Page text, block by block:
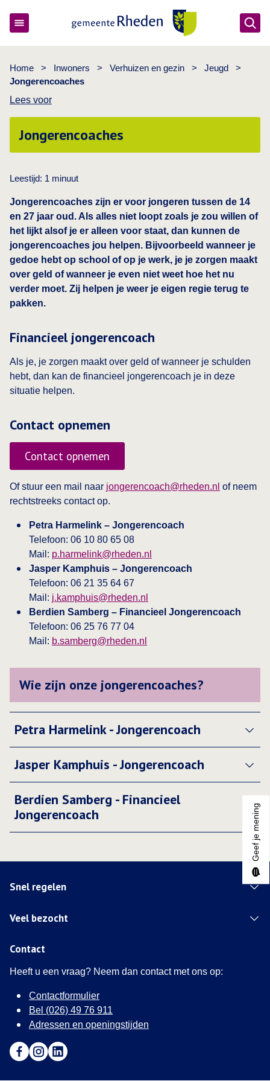
Home > Inwoners > Verhuizen en gezin > Jeugd
>
Jongerencoaches
Lees voor
Jongerencoaches
Leestijd: 1 minuut
Jongerencoaches zijn er voor jongeren tussen de 14
en 27 jaar oud. Als alles niet loopt zoals je zou willen of
het lijkt alsof je er alleen voor staat, dan kunnen de
jongerencoaches jou helpen. Bijvoorbeeld wanneer je
gedoe hebt op school of op je werk, je je zorgen maakt
over geld of wanneer je even niet weet hoe het nu
verder moet. Zij helpen je weer je eigen regie terug te
pakken.
Financieel jongerencoach
Als je, je zorgen maakt over geld of wanneer je schulden
hebt, dan kan de financieel jongerencoach je in deze
situatie helpen.
Contact opnemen
Contact opnemen
Of stuur een mail naar jongerencoach@rheden.nl of neem
rechtstreeks contact op.
Petra Harmelink – Jongerencoach
Telefoon: 06 10 80 65 08
Mail: p.harmelink@rheden.nl
Jasper Kamphuis – Jongerencoach
Telefoon: 06 21 35 64 67
Mail: j.kamphuis@rheden.nl
Berdien Samberg – Financieel Jongerencoach
Telefoon: 06 25 76 77 04
Mail: b.samberg@rheden.nl
Wie zijn onze jongerencoaches?
Petra Harmelink - Jongerencoach
Jasper Kamphuis - Jongerencoach
Berdien Samberg - Financieel
Jongerencoach
Snel regelen
Veel bezocht
Contact
Heeft u een vraag? Neem dan contact met ons op:
Contactformulier
Bel (026) 49 76 911
Adressen en openingstijden
Geef je mening